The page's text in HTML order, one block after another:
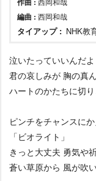
編曲 : 西岡和哉
タイアップ : NHK教
泣いたっていいんだ
君の哀しみが 胸の真
ハートのかたちに切
ピンチをチャンスに
「ビオライト」
きっと大丈夫 勇気や
蒼い草原から 風が吹